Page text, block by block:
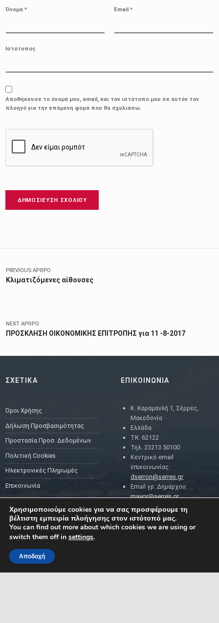
Όνομα* Email *
Ιστότοπος
Αποθήκευσε το όνομά μου, email, και τον ιστότοπο μου σε αυτόν τον
πλοηγό για την επόμενη φορά που θα σχολιάσω.
Πλοήγηση άρθρων
PREVIOUS ΆΡΘΡΟ
Κλιματιζόμενες αίθουσες
NEXT ΆΡΘΡΟ
ΠΡΟΣΚΛΗΣΗ ΟΙΚΟΝΟΜΙΚΗΣ ΕΠΙΤΡΟΠΗΣ για 11 -8-2017
ΣΧΕΤΙΚΑ
Όροι Χρήσης
Δήλωση Προσβασιμότητας
Προστασία Προσ. Δεδομένων
Πολιτική Cookies
Ηλεκτρονικές Πληρωμές
Επικοινωνία
ΕΠΙΚΟΙΝΩΝΙΑ
Κ. Καραμανλή 1, Σέρρες,
Μακεδονία
Ελλάδα
ΤΚ: 62122
Τηλ. 23213 50100
Κεντρικό email
επικοινωνίας:
dserron@serres.gr
Email γρ. Δημάρχου:
mayor@serres.gr
Email DPO (Υπευθύνου
Προστασίας Δεδομένων):
dpo@serres.gr
ΡΟΗ ΕΙΔΗΣΕΩΝ
ΔΗΜΟΤΗ ΚΑΙ ΤΗΣ
Χρησιμοποιούμε cookies για να σας προσφέρουμε τη
βέλτιστη εμπειρία πλοήγησης στον ιστότοπό μας.
You can find out more about which cookies we are using or
switch them off in settings.
Αποδοχή